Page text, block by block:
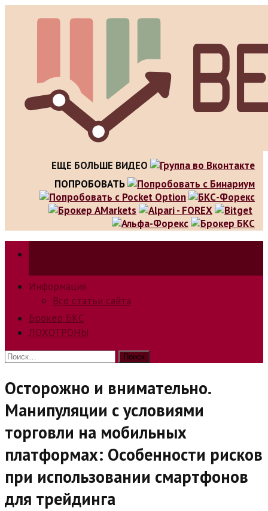
ЕЩЕ БОЛЬШЕ ВИДЕО
ПОПРОБОВАТЬ
Информация
Все статьи сайта
Брокер БКС
ЛОХОТРОНЫ
Найти:
Осторожно и внимательно.
Манипуляции с условиями
торговли на мобильных
платформах: Особенности рисков
при использовании смартфонов
для трейдинга